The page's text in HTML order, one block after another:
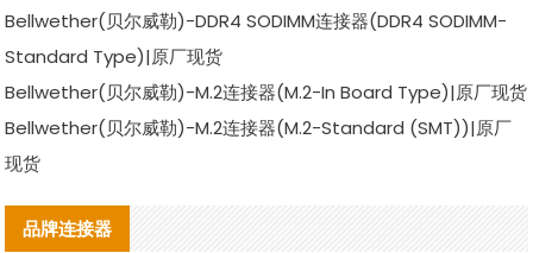
Bellwether(贝尔威勒)-DDR4 SODIMM连接器(DDR4 SODIMM-
Standard Type)|原厂现货
Bellwether(贝尔威勒)-M.2连接器(M.2-In Board Type)|原厂现货
Bellwether(贝尔威勒)-M.2连接器(M.2-Standard (SMT))|原厂
现货
品牌连接器